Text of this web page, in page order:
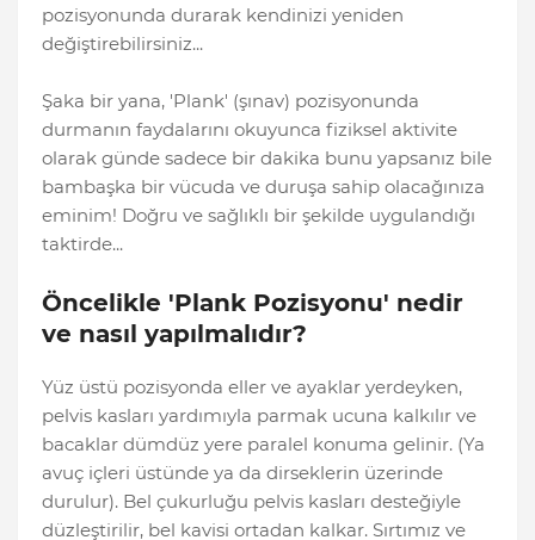
pozisyonunda durarak kendinizi yeniden
değiştirebilirsiniz...
Şaka bir yana, 'Plank' (şınav) pozisyonunda
durmanın faydalarını okuyunca fiziksel aktivite
olarak günde sadece bir dakika bunu yapsanız bile
bambaşka bir vücuda ve duruşa sahip olacağınıza
eminim! Doğru ve sağlıklı bir şekilde uygulandığı
taktirde...
Öncelikle 'Plank Pozisyonu' nedir
ve nasıl yapılmalıdır?
Yüz üstü pozisyonda eller ve ayaklar yerdeyken,
pelvis kasları yardımıyla parmak ucuna kalkılır ve
bacaklar dümdüz yere paralel konuma gelinir. (Ya
avuç içleri üstünde ya da dirseklerin üzerinde
durulur). Bel çukurluğu pelvis kasları desteğiyle
düzleştirilir, bel kavisi ortadan kalkar. Sırtımız ve